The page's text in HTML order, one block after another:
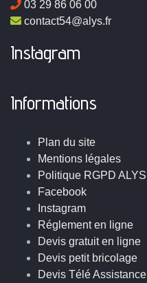
03 29 86 06 00
contact54@alys.fr
Instagram
Informations
Plan du site
Mentions légales
Politique RGPD ALYS
Facebook
Instagram
Réglement en ligne
Devis gratuit en ligne
Devis petit bricolage
Devis Télé Assistance